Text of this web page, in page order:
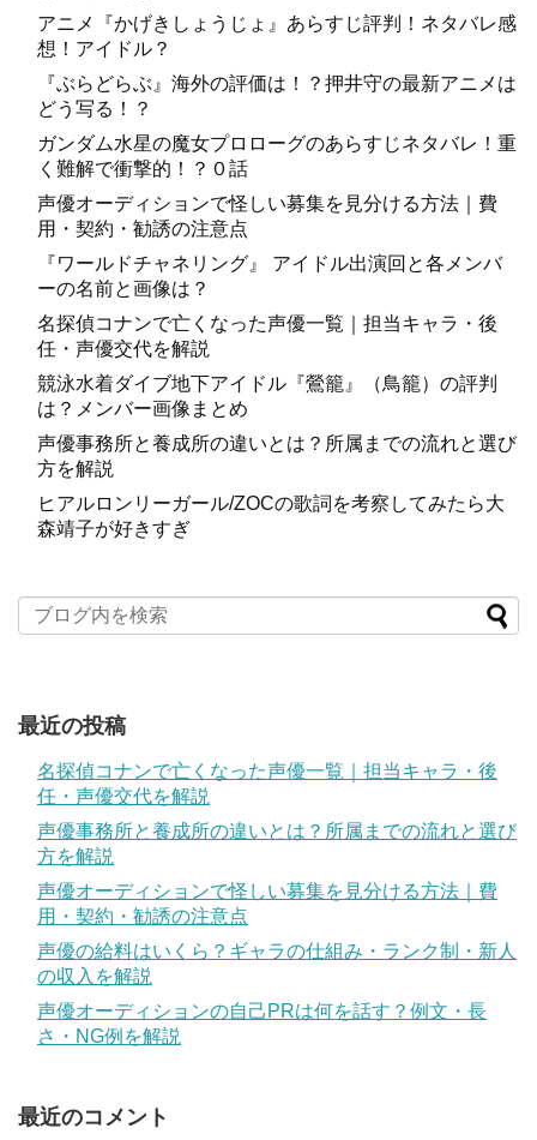
アニメ『かげきしょうじょ』あらすじ評判！ネタバレ感
想！アイドル？
『ぶらどらぶ』海外の評価は！？押井守の最新アニメは
どう写る！？
ガンダム水星の魔女プロローグのあらすじネタバレ！重
く難解で衝撃的！？０話
声優オーディションで怪しい募集を見分ける方法｜費
用・契約・勧誘の注意点
『ワールドチャネリング』 アイドル出演回と各メンバ
ーの名前と画像は？
名探偵コナンで亡くなった声優一覧｜担当キャラ・後
任・声優交代を解説
競泳水着ダイブ地下アイドル『鶯籠』（鳥籠）の評判
は？メンバー画像まとめ
声優事務所と養成所の違いとは？所属までの流れと選び
方を解説
ヒアルロンリーガール/ZOCの歌詞を考察してみたら大
森靖子が好きすぎ
最近の投稿
名探偵コナンで亡くなった声優一覧｜担当キャラ・後
任・声優交代を解説
声優事務所と養成所の違いとは？所属までの流れと選び
方を解説
声優オーディションで怪しい募集を見分ける方法｜費
用・契約・勧誘の注意点
声優の給料はいくら？ギャラの仕組み・ランク制・新人
の収入を解説
声優オーディションの自己PRは何を話す？例文・長
さ・NG例を解説
最近のコメント